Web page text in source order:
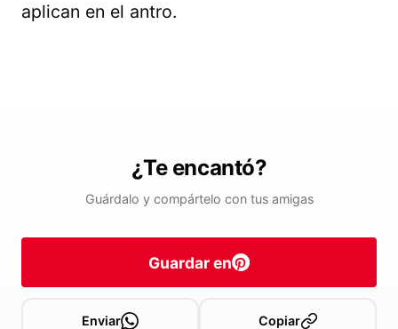
aplican en el antro.
¿Te encantó?
Guárdalo y compártelo con tus amigas
Guardar en
Enviar Copiar